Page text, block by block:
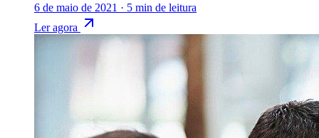
6 de maio de 2021 · 5 min de leitura
Ler agora